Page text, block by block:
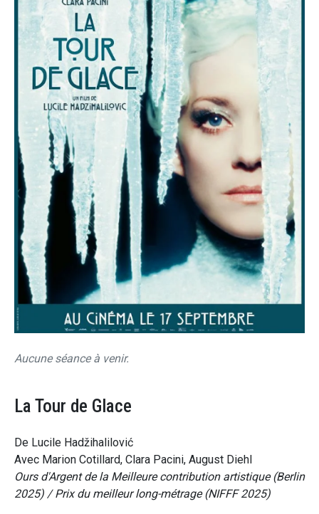
Aucune séance à venir.
La Tour de Glace
De Lucile Hadžihalilović
Avec Marion Cotillard, Clara Pacini, August Diehl
Ours d'Argent de la Meilleure contribution artistique (Berlin
2025) / Prix du meilleur long-métrage (NIFFF 2025)